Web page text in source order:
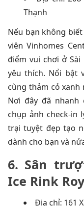
Thạnh
Nếu bạn không
viên Vinhomes
điểm vui chơi ở
yêu thích. Nổi bật
cùng thảm cỏ
Nơi đây đã
chụp ảnh check-in
trại tuyệt đẹp tạo
dành cho bạn và
6. Sân
Ice Rink
Địa chỉ: 161